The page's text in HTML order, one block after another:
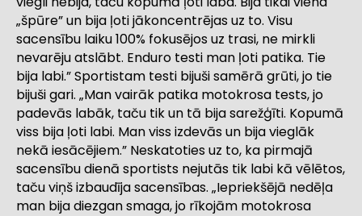
„špūre” un bija ļoti jākoncentrējas uz to. Visu
sacensību laiku 100% fokusējos uz trasi, ne mirkli
nevarēju atslābt. Enduro testi man ļoti patika. Tie
bija labi.” Sportistam testi bijuši samērā grūti, jo tie
bijuši gari. „Man vairāk patika motokrosa tests, jo
padevās labāk, taču tik un tā bija sarežģīti. Kopumā
viss bija ļoti labi. Man viss izdevās un bija vieglāk
nekā iesācējiem.” Neskatoties uz to, ka pirmajā
sacensību dienā sportists nejutās tik labi kā vēlētos,
taču viņš izbaudīja sacensības. „Iepriekšējā nedēļa
man bija diezgan smaga, jo rīkojām motokrosa